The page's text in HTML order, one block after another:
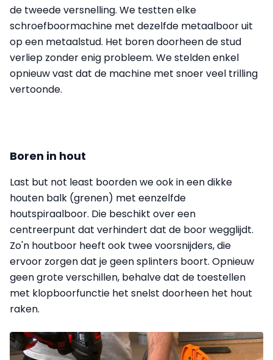
de tweede versnelling. We testten elke
schroefboormachine met dezelfde metaalboor uit
op een metaalstud. Het boren doorheen de stud
verliep zonder enig probleem. We stelden enkel
opnieuw vast dat de machine met snoer veel trilling
vertoonde.
Boren in hout
Last but not least boorden we ook in een dikke
houten balk (grenen) met eenzelfde
houtspiraalboor. Die beschikt over een
centreerpunt dat verhindert dat de boor wegglijdt.
Zo'n houtboor heeft ook twee voorsnijders, die
ervoor zorgen dat je geen splinters boort. Opnieuw
geen grote verschillen, behalve dat de toestellen
met klopboorfunctie het snelst doorheen het hout
raken.